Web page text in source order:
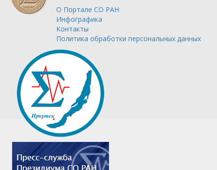
О Портале СО РАН
Инфографика
Контакты
Политика обработки персональных данных